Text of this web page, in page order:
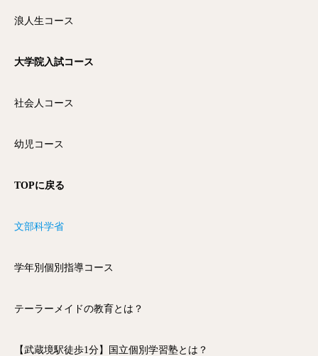
浪人生コース
大学院入試コース
社会人コース
幼児コース
TOPに戻る
文部科学省
学年別個別指導コース
テーラーメイドの教育とは？
【武蔵境駅徒歩1分】国立個別学習塾とは？